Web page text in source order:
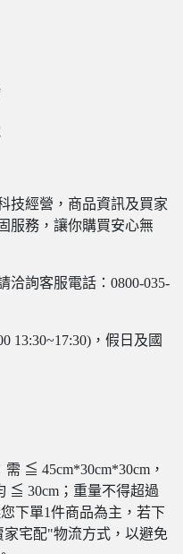
技經營，商品資訊及買家
服務，讓你購買安心無
洽詢客服電話：0800-035-
13:30~17:30)，假日及國
≦ 45cm*30cm*30cm，
≦ 30cm；重量不得超過
下單1件商品為主，若下
宅配"物流方式，以避免